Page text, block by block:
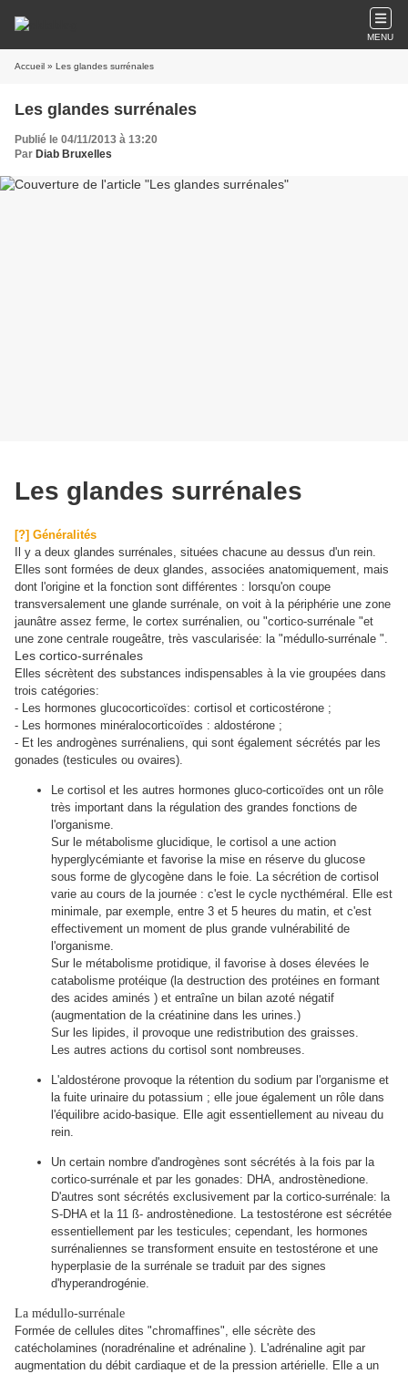
MENU
Accueil » Les glandes surrénales
Les glandes surrénales
Publié le 04/11/2013 à 13:20
Par Diab Bruxelles
Les glandes surrénales
[?] Généralités
Il y a deux glandes surrénales, situées chacune au dessus d'un rein.
Elles sont formées de deux glandes, associées anatomiquement, mais
dont l'origine et la fonction sont différentes : lorsqu'on coupe
transversalement une glande surrénale, on voit à la périphérie une zone
jaunâtre assez ferme, le cortex surrénalien, ou "cortico-surrénale "et
une zone centrale rougeâtre, très vascularisée: la "médullo-surrénale ".
Les cortico-surrénales
Elles sécrètent des substances indispensables à la vie groupées dans
trois catégories:
- Les hormones glucocorticoïdes: cortisol et corticostérone ;
- Les hormones minéralocorticoïdes : aldostérone ;
- Et les androgènes surrénaliens, qui sont également sécrétés par les
gonades (testicules ou ovaires).
Le cortisol et les autres hormones gluco-corticoïdes ont un rôle
très important dans la régulation des grandes fonctions de
l'organisme.
Sur le métabolisme glucidique, le cortisol a une action
hyperglycémiante et favorise la mise en réserve du glucose
sous forme de glycogène dans le foie. La sécrétion de cortisol
varie au cours de la journée : c'est le cycle nycthéméral. Elle est
minimale, par exemple, entre 3 et 5 heures du matin, et c'est
effectivement un moment de plus grande vulnérabilité de
l'organisme.
Sur le métabolisme protidique, il favorise à doses élevées le
catabolisme protéique (la destruction des protéines en formant
des acides aminés ) et entraîne un bilan azoté négatif
(augmentation de la créatinine dans les urines.)
Sur les lipides, il provoque une redistribution des graisses.
Les autres actions du cortisol sont nombreuses.
L'aldostérone provoque la rétention du sodium par l'organisme et
la fuite urinaire du potassium ; elle joue également un rôle dans
l'équilibre acido-basique. Elle agit essentiellement au niveau du
rein.
Un certain nombre d'androgènes sont sécrétés à la fois par la
cortico-surrénale et par les gonades: DHA, androstènedione.
D'autres sont sécrétés exclusivement par la cortico-surrénale: la
S-DHA et la 11 ß- androstènedione. La testostérone est sécrétée
essentiellement par les testicules; cependant, les hormones
surrénaliennes se transforment ensuite en testostérone et une
hyperplasie de la surrénale se traduit par des signes
d'hyperandrogénie.
La médullo-surrénale
Formée de cellules dites "chromaffines", elle sécrète des
catécholamines (noradrénaline et adrénaline ). L'adrénaline agit par
augmentation du débit cardiaque et de la pression artérielle. Elle a un